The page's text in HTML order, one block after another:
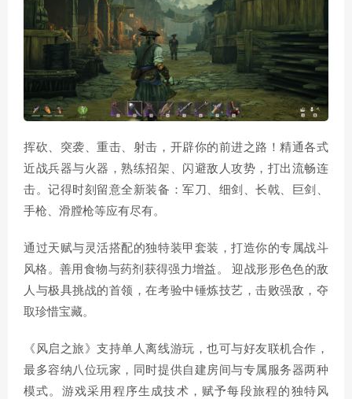
挥砍、突袭、重击、射击，开辟你的前进之路！精通各式
近战兵器与火器，熟练招架、闪避敌人攻势，打出流畅连
击。记得时刻留意全新装备：军刀、细剑、长戟、巨剑、
手枪、滑膛枪等应有尽有。
通过天赋与灵活搭配的独特装甲套装，打造你的专属战斗
风格。善用食物与药剂获得强力增益。 迎战形形色色的敌
人与极具挑战的首领，在考验中锤炼技艺，击败强敌，夺
取珍惜宝藏。
《风启之旅》支持单人离线游玩，也可与好友联机合作，
最多容纳八位玩家，同时提供自建房间与专属服务器两种
模式。游戏采用程序生成技术，赋予每段旅程的独特风